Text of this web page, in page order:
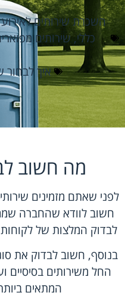
השכרת שירותים
כללי,שירותים
איך לבחור
מה חשוב
לפני שאתם מזמינים
חשוב לוודא שהחברה
לבדוק המלצות של
בנוסף, חשוב לבדוק את
החל משירותים בסיסיים
המתאים